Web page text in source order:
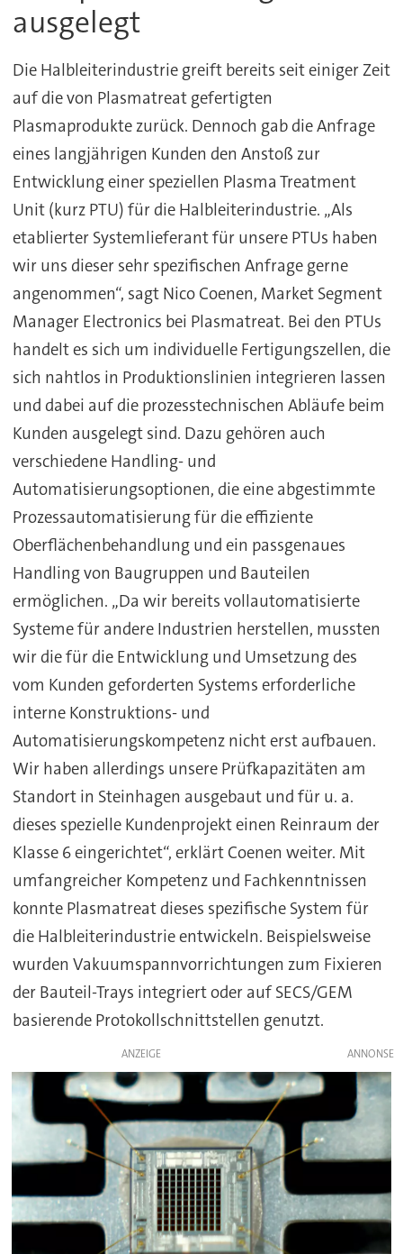
ausgelegt
Die Halbleiterindustrie greift bereits seit einiger Zeit
auf die von Plasmatreat gefertigten
Plasmaprodukte zurück. Dennoch gab die Anfrage
eines langjährigen Kunden den Anstoß zur
Entwicklung einer speziellen Plasma Treatment
Unit (kurz PTU) für die Halbleiterindustrie. „Als
etablierter Systemlieferant für unsere PTUs haben
wir uns dieser sehr spezifischen Anfrage gerne
angenommen“, sagt Nico Coenen, Market Segment
Manager Electronics bei Plasmatreat. Bei den PTUs
handelt es sich um individuelle Fertigungszellen, die
sich nahtlos in Produktionslinien integrieren lassen
und dabei auf die prozesstechnischen Abläufe beim
Kunden ausgelegt sind. Dazu gehören auch
verschiedene Handling- und
Automatisierungsoptionen, die eine abgestimmte
Prozessautomatisierung für die effiziente
Oberflächenbehandlung und ein passgenaues
Handling von Baugruppen und Bauteilen
ermöglichen. „Da wir bereits vollautomatisierte
Systeme für andere Industrien herstellen, mussten
wir die für die Entwicklung und Umsetzung des
vom Kunden geforderten Systems erforderliche
interne Konstruktions- und
Automatisierungskompetenz nicht erst aufbauen.
Wir haben allerdings unsere Prüfkapazitäten am
Standort in Steinhagen ausgebaut und für u. a.
dieses spezielle Kundenprojekt einen Reinraum der
Klasse 6 eingerichtet“, erklärt Coenen weiter. Mit
umfangreicher Kompetenz und Fachkenntnissen
konnte Plasmatreat dieses spezifische System für
die Halbleiterindustrie entwickeln. Beispielsweise
wurden Vakuumspannvorrichtungen zum Fixieren
der Bauteil-Trays integriert oder auf SECS/GEM
basierende Protokollschnittstellen genutzt.
ANZEIGE